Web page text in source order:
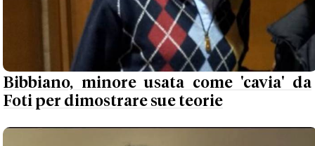
Bibbiano, minore usata come 'cavia' da
Foti per dimostrare sue teorie